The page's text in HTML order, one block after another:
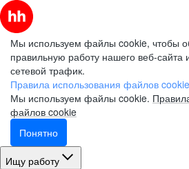
Мы используем файлы cookie, чтобы
правильную работу нашего веб-сайта
сетевой трафик.
Правила использования файлов cookie
Мы используем файлы cookie.
файлов cookie
Понятно
Ищу работу